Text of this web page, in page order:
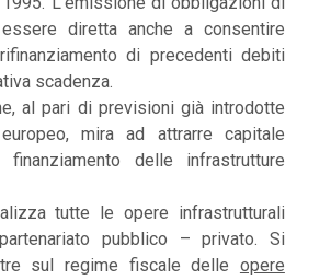
diretta anche a consentire
di precedenti debiti
scadenza.
al pari di previsioni già introdotte
mira ad attrarre capitale
delle infrastrutture
tutte le opere infrastrutturali
pubblico – privato. Si
sul regime fiscale delle opere